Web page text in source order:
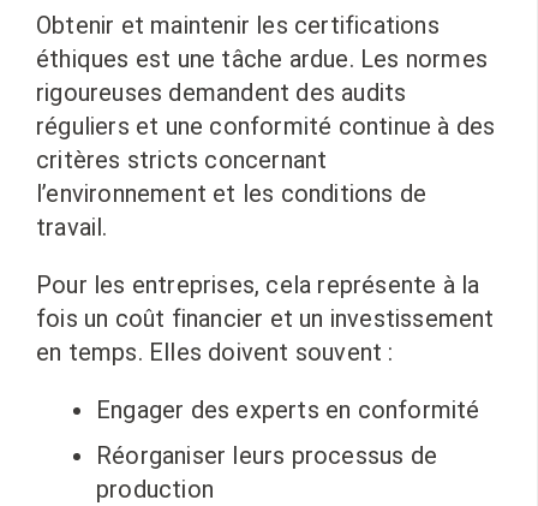
Obtenir et maintenir les certifications
éthiques est une tâche ardue. Les normes
rigoureuses demandent des audits
réguliers et une conformité continue à des
critères stricts concernant
l’environnement et les conditions de
travail.
Pour les entreprises, cela représente à la
fois un coût financier et un investissement
en temps. Elles doivent souvent :
Engager des experts en conformité
Réorganiser leurs processus de
production